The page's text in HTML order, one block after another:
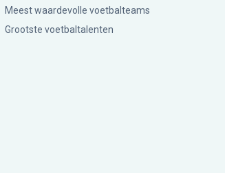
Meest waardevolle voetbalteams
Grootste voetbaltalenten